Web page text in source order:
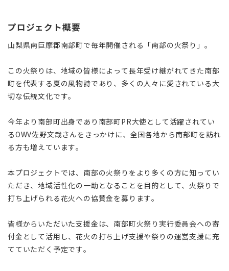
プロジェクト概要
山梨県南巨摩郡南部町で毎年開催される「南部の火祭り」。
この火祭りは、地域の皆様によって長年受け継がれてきた南部
町を代表する夏の風物詩であり、多くの人々に愛されている大
切な伝統文化です。
今年より南部町出身であり南部町PR大使として活躍されてい
るOWV佐野文哉さんをきっかけに、全国各地から南部町を訪れ
る方も増えています。
本プロジェクトでは、南部の火祭りをより多くの方に知ってい
ただき、地域活性化の一助となることを目的として、火祭りで
打ち上げられる花火への協賛金を募ります。
皆様からいただいた支援金は、南部町火祭り実行委員会への寄
付金として活用し、花火の打ち上げ支援や祭りの運営支援に充
てていただく予定です。